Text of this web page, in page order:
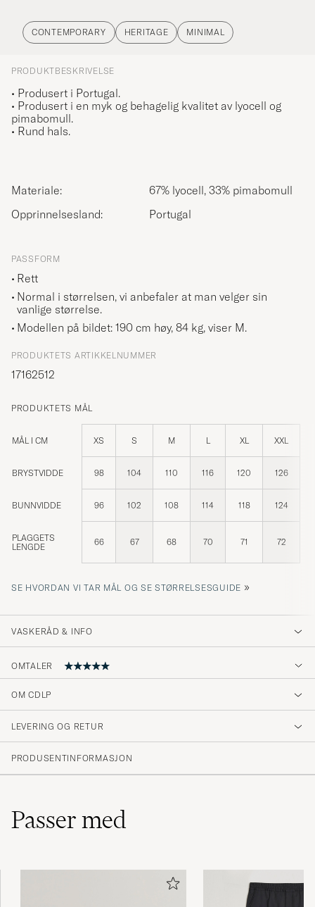
CONTEMPORARY HERITAGE MINIMAL
PRODUKTBESKRIVELSE
• Produsert i Portugal.
• Produsert i en myk og behagelig kvalitet av lyocell og
pimabomull.
• Rund hals.
Materiale:
67% lyocell, 33% pimabomull
Opprinnelsesland:
Portugal
PASSFORM
Rett
Normal i størrelsen, vi anbefaler at man velger sin
vanlige størrelse.
Modellen på bildet: 190 cm høy, 84 kg, viser M.
PRODUKTETS ARTIKKELNUMMER
17162512
PRODUKTETS MÅL
MÅL I CM XS S M L XL XXL
BRYSTVIDDE 98 104 110 116 120 126
BUNNVIDDE 96 102 108 114 118 124
PLAGGETS
LENGDE
66 67 68 70 71 72
SE HVORDAN VI TAR MÅL OG SE STØRRELSESGUIDE »
VASKERÅD & INFO
OMTALER
5
OM CDLP
LEVERING OG RETUR
PRODUSENTINFORMASJON
Passer med